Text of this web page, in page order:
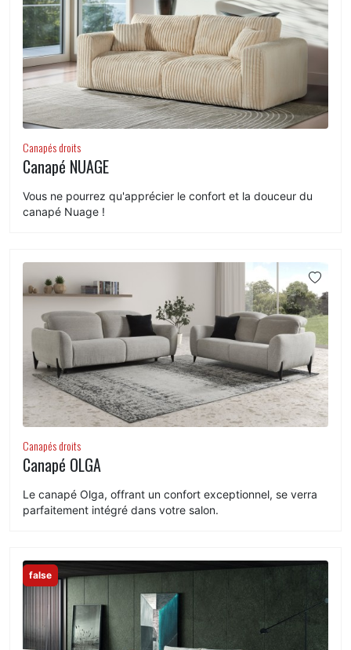
Canapés droits
Canapé NUAGE
Vous ne pourrez qu'apprécier le confort et la douceur du
canapé Nuage !
Canapés droits
Canapé OLGA
Le canapé Olga, offrant un confort exceptionnel, se verra
parfaitement intégré dans votre salon.
false